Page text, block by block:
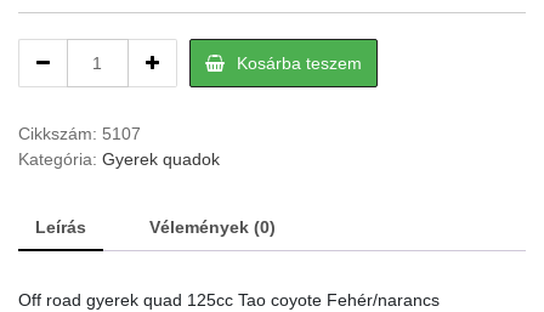
road
quad
125cc
Fehér/narancs
quantity
Kosárba teszem
Cikkszám: 5107
Kategória: Gyerek quadok
Leírás Vélemények (0)
Off road gyerek quad 125cc Tao coyote Fehér/narancs